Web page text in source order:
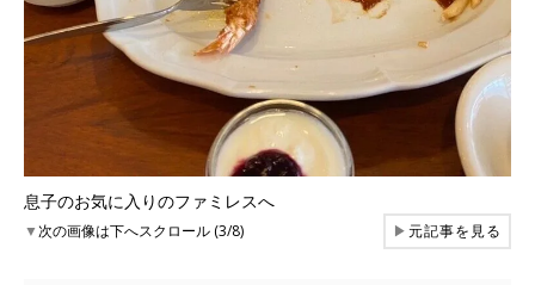
息子のお気に入りのファミレスへ
▼次の画像は下へスクロール (3/8) ▶元記事を見る